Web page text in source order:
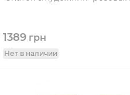
1389грн
Нет в наличии